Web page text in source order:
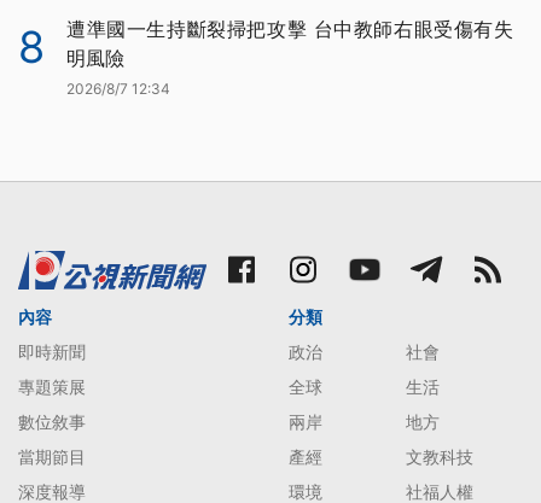
8
遭準國一生持斷裂掃把攻擊 台中教師右眼受傷有失
明風險
2026/8/7 12:34
內容
即時新聞
專題策展
數位敘事
當期節目
深度報導
分類
政治
社會
全球
生活
兩岸
地方
產經
文教科技
環境
社福人權